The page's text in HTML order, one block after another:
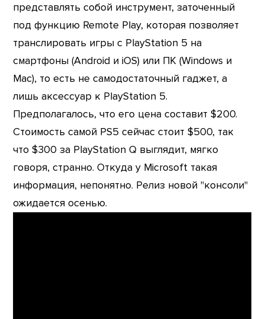
представлять собой инструмент, заточенный
под функцию Remote Play, которая позволяет
транслировать игры с PlayStation 5 на
смартфоны (Android и iOS) или ПК (Windows и
Mac), то есть не самодостаточный гаджет, а
лишь аксессуар к PlayStation 5.
Предполагалось, что его цена составит $200.
Стоимость самой PS5 сейчас стоит $500, так
что $300 за PlayStation Q выглядит, мягко
говоря, странно. Откуда у Microsoft такая
информация, непонятно. Релиз новой "консоли"
ожидается осенью.